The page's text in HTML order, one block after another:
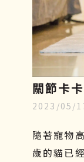
關節卡
炎，了
飲食指南
2023/05/
隨著寵物
歲的貓已